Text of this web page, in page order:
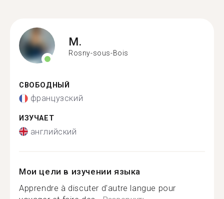
M.
Rosny-sous-Bois
СВОБОДНЫЙ
французский
ИЗУЧАЕТ
английский
Мои цели в изучении языка
Apprendre à discuter d'autre langue pour